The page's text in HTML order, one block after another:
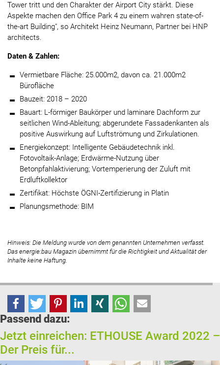
Tower tritt und den Charakter der Airport City stärkt. Diese
Aspekte machen den Office Park 4 zu einem wahren state-of-
the-art Building", so Architekt Heinz Neumann, Partner bei HNP
architects.
Daten & Zahlen:
Vermietbare Fläche: 25.000m2, davon ca. 21.000m2
Bürofläche
Bauzeit: 2018 – 2020
Bauart: L-förmiger Baukörper und laminare Dachform zur
seitlichen Wind-Ableitung; abgerundete Fassadenkanten als
positive Auswirkung auf Luftströmung und Zirkulationen.
Energiekonzept: Intelligente Gebäudetechnik inkl.
Fotovoltaik-Anlage; Erdwärme-Nutzung über
Betonpfahlaktivierung; Vortemperierung der Zuluft mit
Erdluftkollektor
Zertifikat: Höchste ÖGNI-Zertifizierung in Platin
Planungsmethode: BIM
Hinweis: Die Meldung wurde von dem genannten Unternehmen verfasst.
Das energie:bau Magazin übernimmt für die Richtigkeit und Aktualität der
Inhalte keine Haftung.
Passend dazu:
Jetzt einreichen: ETHOUSE Award 2022 –
Der Preis für...